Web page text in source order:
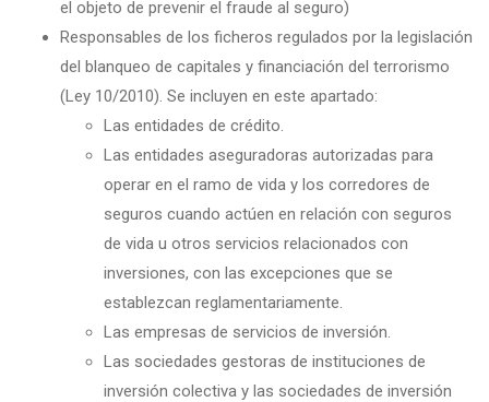
el objeto de prevenir el fraude al seguro)
Responsables de los ficheros regulados por la legislación
del blanqueo de capitales y financiación del terrorismo
(Ley 10/2010). Se incluyen en este apartado:
Las entidades de crédito.
Las entidades aseguradoras autorizadas para
operar en el ramo de vida y los corredores de
seguros cuando actúen en relación con seguros
de vida u otros servicios relacionados con
inversiones, con las excepciones que se
establezcan reglamentariamente.
Las empresas de servicios de inversión.
Las sociedades gestoras de instituciones de
inversión colectiva y las sociedades de inversión